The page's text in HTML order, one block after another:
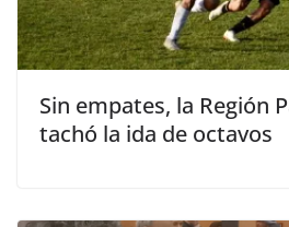
Sin empates, la Región
tachó la ida de octavos